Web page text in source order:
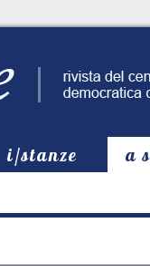
i/stanze
a